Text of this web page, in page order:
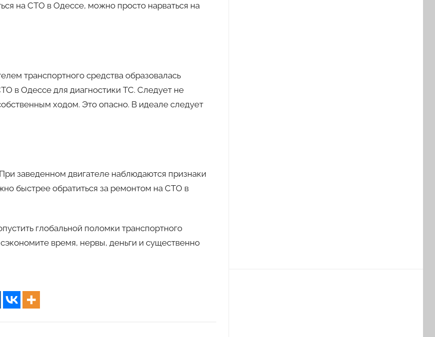
на СТО в Одессе, можно просто нарваться на
транспортного средства образовалась
в Одессе для диагностики ТС. Следует не
ходом. Это опасно. В идеале следует
заведенном двигателе наблюдаются признаки
быстрее обратиться за ремонтом на СТО в
глобальной поломки транспортного
время, нервы, деньги и существенно